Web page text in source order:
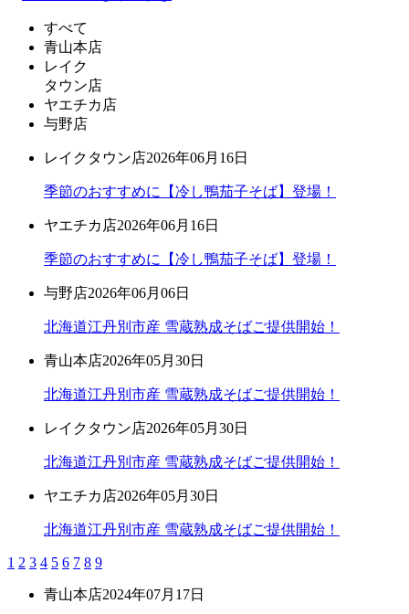
すべて
青山本店
レイク
タウン店
ヤエチカ店
与野店
レイクタウン店2026年06月16日
季節のおすすめに【冷し鴨茄子そば】登場！
ヤエチカ店2026年06月16日
季節のおすすめに【冷し鴨茄子そば】登場！
与野店2026年06月06日
北海道江丹別市産 雪蔵熟成そばご提供開始！
青山本店2026年05月30日
北海道江丹別市産 雪蔵熟成そばご提供開始！
レイクタウン店2026年05月30日
北海道江丹別市産 雪蔵熟成そばご提供開始！
ヤエチカ店2026年05月30日
北海道江丹別市産 雪蔵熟成そばご提供開始！
1 2 3 4 5 6 7 8 9
青山本店2024年07月17日